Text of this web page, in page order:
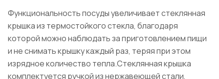
Функциональность посуды увеличивает стеклянная
крышка из термостойкого стекла, благодаря
которой можно наблюдать за приготовлением пищи
и не снимать крышку каждый раз, теряя при этом
изрядное количество тепла.Стеклянная крышка
комплектуется ручкой из нержавеющей стали,